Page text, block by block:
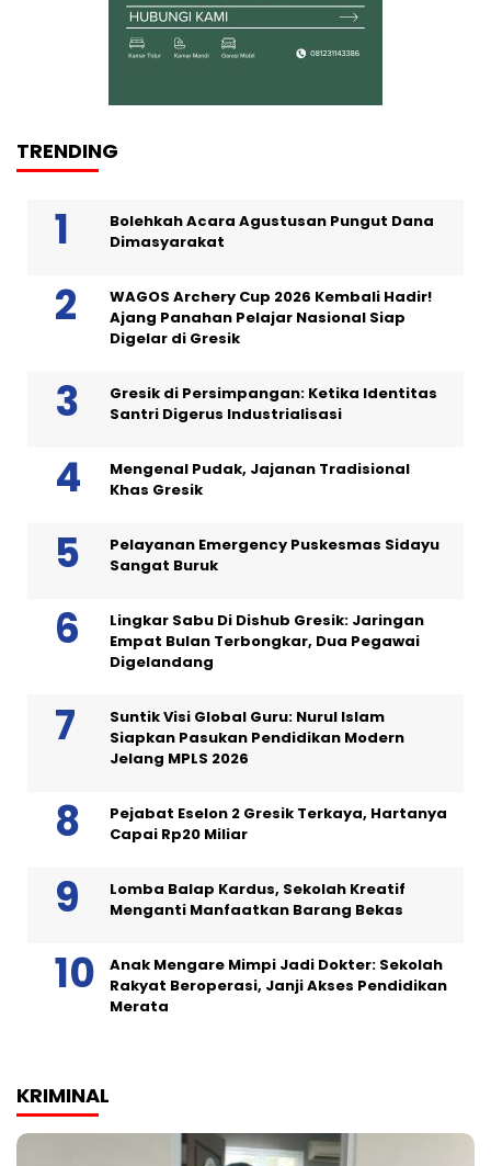
TRENDING
Bolehkah Acara Agustusan Pungut Dana
Dimasyarakat
WAGOS Archery Cup 2026 Kembali Hadir!
Ajang Panahan Pelajar Nasional Siap
Digelar di Gresik
Gresik di Persimpangan: Ketika Identitas
Santri Digerus Industrialisasi
Mengenal Pudak, Jajanan Tradisional
Khas Gresik
Pelayanan Emergency Puskesmas Sidayu
Sangat Buruk
Lingkar Sabu Di Dishub Gresik: Jaringan
Empat Bulan Terbongkar, Dua Pegawai
Digelandang
Suntik Visi Global Guru: Nurul Islam
Siapkan Pasukan Pendidikan Modern
Jelang MPLS 2026
Pejabat Eselon 2 Gresik Terkaya, Hartanya
Capai Rp20 Miliar
Lomba Balap Kardus, Sekolah Kreatif
Menganti Manfaatkan Barang Bekas
Anak Mengare Mimpi Jadi Dokter: Sekolah
Rakyat Beroperasi, Janji Akses Pendidikan
Merata
KRIMINAL